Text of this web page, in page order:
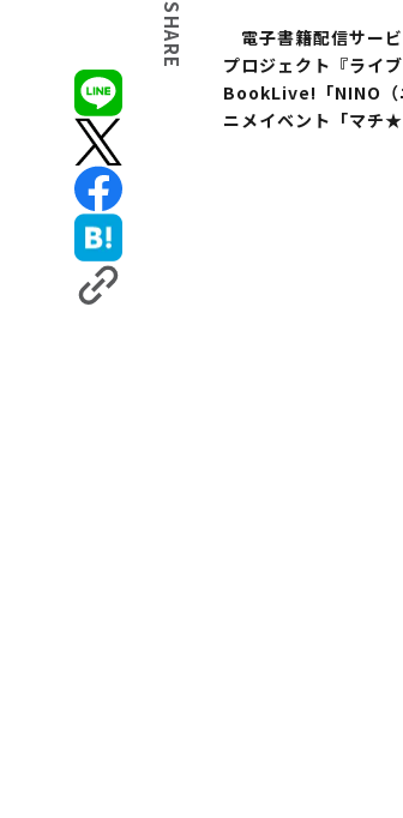
SHARE
電子書籍配信サー
プロジェクト『ライ
BookLive!「NINO（
ニメイベント「マチ